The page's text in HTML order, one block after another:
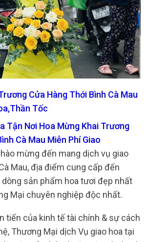
Cửa Hàng Thới Bình Cà Mau
Tốc
Tận Nơi Hoa Mừng Khai Trương
Cà Mau Miễn Phí Giao
mừng đến mang dịch vụ giao
Mau, địa điểm cung cấp đến
sản phẩm hoa tươi đẹp nhất
Mại chuyên nghiệp độc nhất.
tiến của kinh tế tài chính & sự cách
Thương Mại dịch Vụ giao hoa tại